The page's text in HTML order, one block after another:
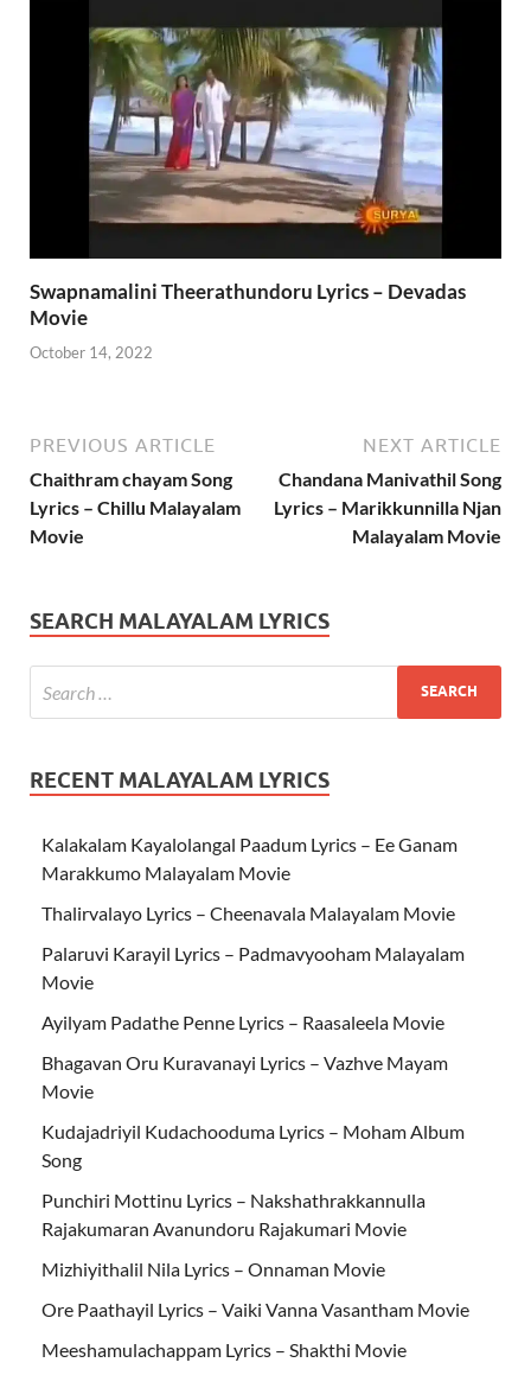
Swapnamalini Theerathundoru Lyrics – Devadas
Movie
October 14, 2022
PREVIOUS ARTICLE
Chaithram chayam Song
Lyrics – Chillu Malayalam
Movie
NEXT ARTICLE
Chandana Manivathil Song
Lyrics – Marikkunnilla Njan
Malayalam Movie
SEARCH MALAYALAM LYRICS
RECENT MALAYALAM LYRICS
Kalakalam Kayalolangal Paadum Lyrics – Ee Ganam
Marakkumo Malayalam Movie
Thalirvalayo Lyrics – Cheenavala Malayalam Movie
Palaruvi Karayil Lyrics – Padmavyooham Malayalam
Movie
Ayilyam Padathe Penne Lyrics – Raasaleela Movie
Bhagavan Oru Kuravanayi Lyrics – Vazhve Mayam
Movie
Kudajadriyil Kudachooduma Lyrics – Moham Album
Song
Punchiri Mottinu Lyrics – Nakshathrakkannulla
Rajakumaran Avanundoru Rajakumari Movie
Mizhiyithalil Nila Lyrics – Onnaman Movie
Ore Paathayil Lyrics – Vaiki Vanna Vasantham Movie
Meeshamulachappam Lyrics – Shakthi Movie